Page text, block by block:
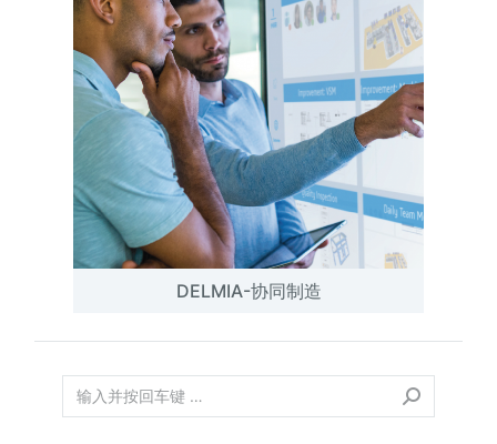
DELMIA-协同制造